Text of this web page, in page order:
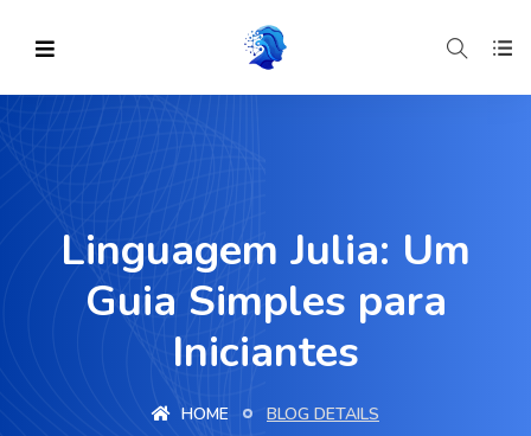
Linguagem Julia: Um
Guia Simples para
Iniciantes
HOME BLOG DETAILS